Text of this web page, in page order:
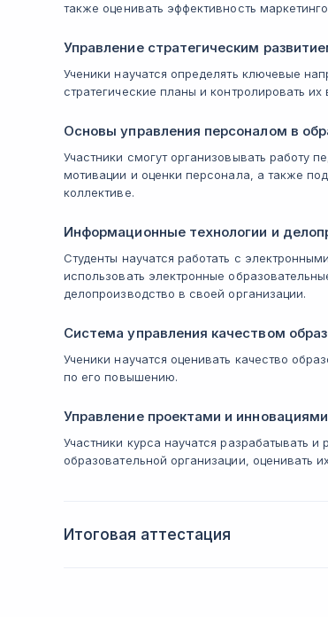
также оценивать эффективность
Управление стратегическим
Ученики научатся определять ключевые
стратегические планы и контролировать
Основы управления персоналом в
Участники смогут организовывать работу
мотивации и оценки персонала, а также
коллективе.
Информационные технологии и
Студенты научатся работать с
использовать электронные
делопроизводство в своей организации.
Система управления качеством
Ученики научатся оценивать качество
по его повышению.
Управление проектами и
Участники курса научатся разрабатывать
образовательной организации, оценивать
Итоговая аттестация